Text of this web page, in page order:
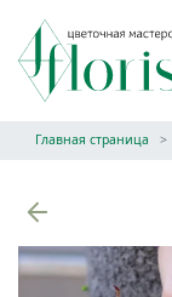
Главная страница